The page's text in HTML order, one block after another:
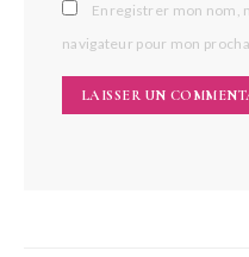
Enregistrer mon nom,
navigateur pour mon